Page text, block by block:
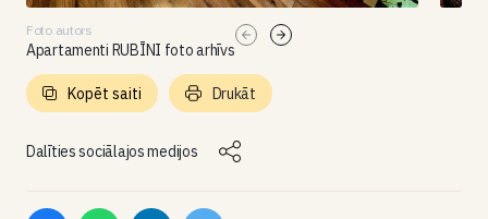
Foto autors
Apartamenti RUBĪNI foto arhīvs
Dalīties sociālajos medijos
Kopēt saiti Drukāt